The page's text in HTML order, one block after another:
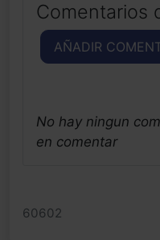
Comentarios
AÑADIR
No hay ningun
en comentar
60602